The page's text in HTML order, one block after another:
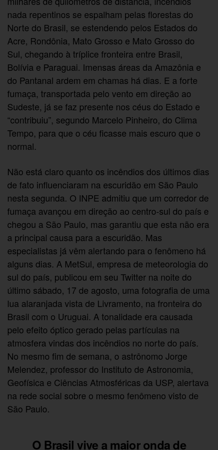
nada repentinos se espalham pelas florestas do
Norte do Brasil, se estendendo pelos Estados do
Acre, Rondônia, Mato Grosso e Mato Grosso do
Sul, chegando à tríplice fronteira entre Brasil,
Bolívia e Paraguai. Imensas áreas da Amazônia e
do Pantanal ardem em chamas há dias. E a forte
fumaça, transportada pelo vento em direção ao
Sudeste, já se faz presente nos céus do Estado e
“contribuiu”, segundo Marcelo Pinheiro, do Clima
Tempo, para que o céu ficasse mais escuro que o
normal.
Não está claro quanto os incêndios dos últimos dias
de fato influenciaram na escuridão em São Paulo
nesta segunda. O INPE admitiu que um corredor de
fumaça avançou em direção ao centro-sul do país e
chegou a São Paulo, mas garantiu que esta não era
a principal causa para a escuridão. Mas
especialistas já vêm alertando para o fenômeno há
alguns dias. A MetSul, empresa de meteorologia do
sul do país, publicou em seu Twitter na noite do
último sábado, 17 de agosto, uma fotografia de uma
lua alaranjada vista de Livramento, na fronteira do
Brasil com o Uruguai. A tonalidade era causada
pelo efeito óptico gerado pelas partículas na
atmosfera vindas dos incêndios no norte do país.
No mesmo fim de semana, o astrônomo Jorge
Melendez, professor do Instituto de Astronomia,
Geofísica e Ciências Atmosféricas da USP, alertava
na rede social sobre o mesmo fenômeno visto de
São Paulo.
O Brasil vive a maior onda de